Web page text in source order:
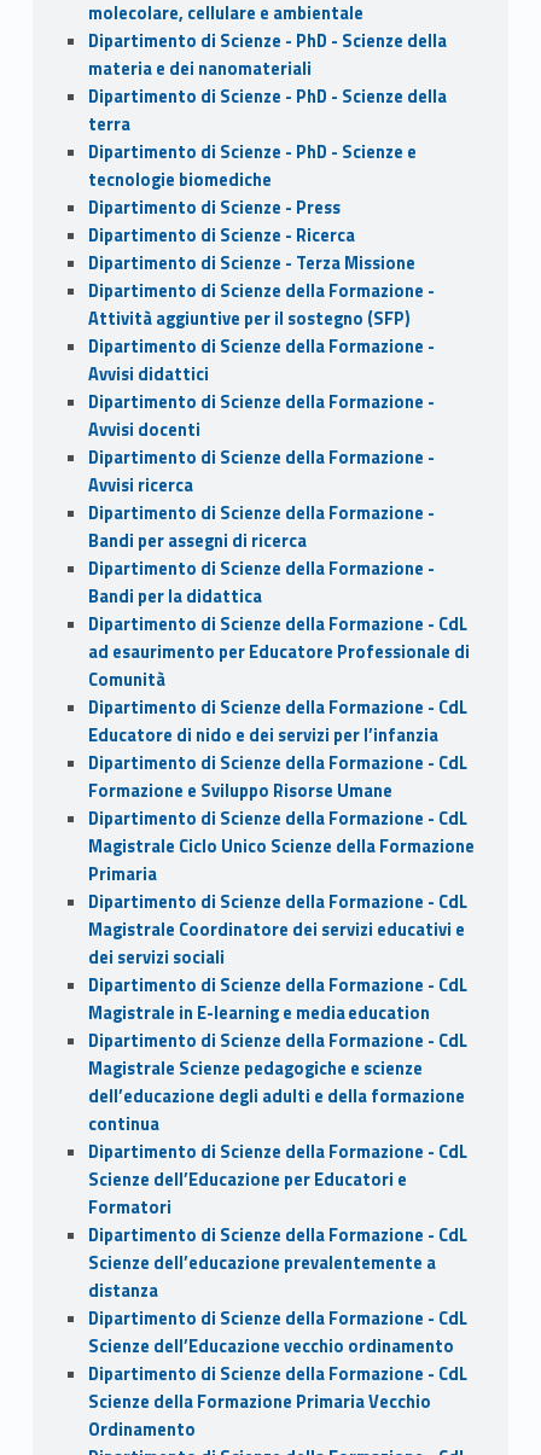
molecolare, cellulare e ambientale
Dipartimento di Scienze - PhD - Scienze della
materia e dei nanomateriali
Dipartimento di Scienze - PhD - Scienze della
terra
Dipartimento di Scienze - PhD - Scienze e
tecnologie biomediche
Dipartimento di Scienze - Press
Dipartimento di Scienze - Ricerca
Dipartimento di Scienze - Terza Missione
Dipartimento di Scienze della Formazione -
Attività aggiuntive per il sostegno (SFP)
Dipartimento di Scienze della Formazione -
Avvisi didattici
Dipartimento di Scienze della Formazione -
Avvisi docenti
Dipartimento di Scienze della Formazione -
Avvisi ricerca
Dipartimento di Scienze della Formazione -
Bandi per assegni di ricerca
Dipartimento di Scienze della Formazione -
Bandi per la didattica
Dipartimento di Scienze della Formazione - CdL
ad esaurimento per Educatore Professionale di
Comunità
Dipartimento di Scienze della Formazione - CdL
Educatore di nido e dei servizi per l’infanzia
Dipartimento di Scienze della Formazione - CdL
Formazione e Sviluppo Risorse Umane
Dipartimento di Scienze della Formazione - CdL
Magistrale Ciclo Unico Scienze della Formazione
Primaria
Dipartimento di Scienze della Formazione - CdL
Magistrale Coordinatore dei servizi educativi e
dei servizi sociali
Dipartimento di Scienze della Formazione - CdL
Magistrale in E-learning e media education
Dipartimento di Scienze della Formazione - CdL
Magistrale Scienze pedagogiche e scienze
dell’educazione degli adulti e della formazione
continua
Dipartimento di Scienze della Formazione - CdL
Scienze dell’Educazione per Educatori e
Formatori
Dipartimento di Scienze della Formazione - CdL
Scienze dell’educazione prevalentemente a
distanza
Dipartimento di Scienze della Formazione - CdL
Scienze dell’Educazione vecchio ordinamento
Dipartimento di Scienze della Formazione - CdL
Scienze della Formazione Primaria Vecchio
Ordinamento